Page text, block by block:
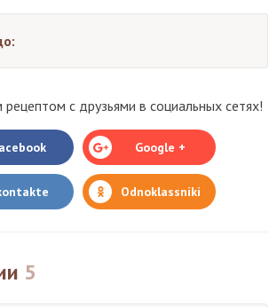
с друзьями в социальных сетях!
Google +
Odnoklassniki
5